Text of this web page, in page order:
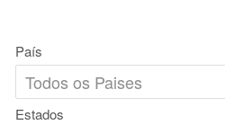
País
Estados